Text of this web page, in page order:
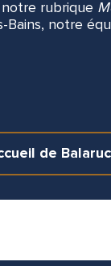
rubrique
Bains, notre
de